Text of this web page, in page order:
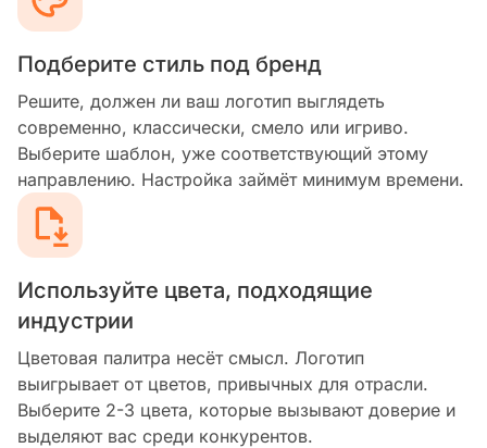
Подберите стиль под бренд
Решите, должен ли ваш логотип выглядеть
современно, классически, смело или игриво.
Выберите шаблон, уже соответствующий этому
направлению. Настройка займёт минимум времени.
Используйте цвета, подходящие
индустрии
Цветовая палитра несёт смысл. Логотип
выигрывает от цветов, привычных для отрасли.
Выберите 2-3 цвета, которые вызывают доверие и
выделяют вас среди конкурентов.